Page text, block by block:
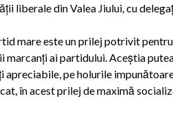
liberale din Valea Jiului, cu
mare este un prilej potrivit
marcanţi ai partidului. Aceştia
apreciabile, pe holurile
în acest prilej de maximă